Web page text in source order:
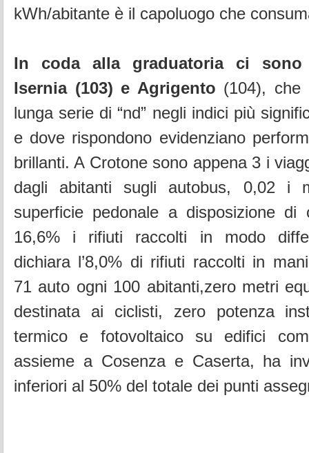
kWh/abitante è il capoluogo che
In coda alla graduatoria ci sono
Isernia (103) e Agrigento (104), che
lunga serie di “nd” negli indici più
e dove rispondono evidenziano
brillanti. A Crotone sono appena 3 i
dagli abitanti sugli autobus, 0,02 i
superficie pedonale a disposizione di
16,6% i rifiuti raccolti in modo
dichiara l’8,0% di rifiuti raccolti in
71 auto ogni 100 abitanti,zero metri
destinata ai ciclisti, zero potenza
termico e fotovoltaico su edifici
assieme a Cosenza e Caserta, ha
inferiori al 50% del totale dei punti